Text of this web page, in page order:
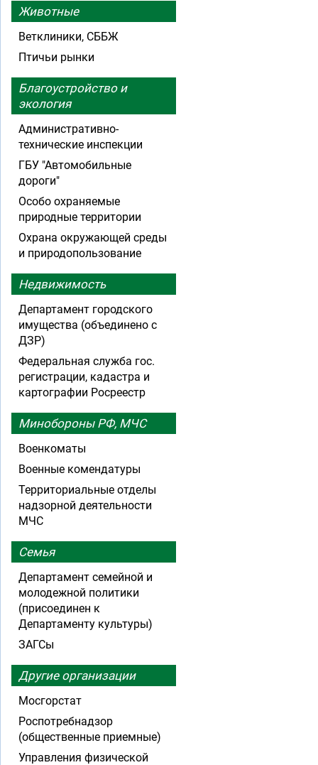
Животные
Ветклиники, СББЖ
Птичьи рынки
Благоустройство и
экология
Административно-
технические инспекции
ГБУ "Автомобильные
дороги"
Особо охраняемые
природные территории
Охрана окружающей среды
и природопользование
Недвижимость
Департамент городского
имущества (объединено с
ДЗР)
Федеральная служба гос.
регистрации, кадастра и
картографии Росреестр
Минобороны РФ, МЧС
Военкоматы
Военные комендатуры
Территориальные отделы
надзорной деятельности
МЧС
Семья
Департамент семейной и
молодежной политики
(присоединен к
Департаменту культуры)
ЗАГСы
Другие организации
Мосгорстат
Роспотребнадзор
(общественные приемные)
Управления физической